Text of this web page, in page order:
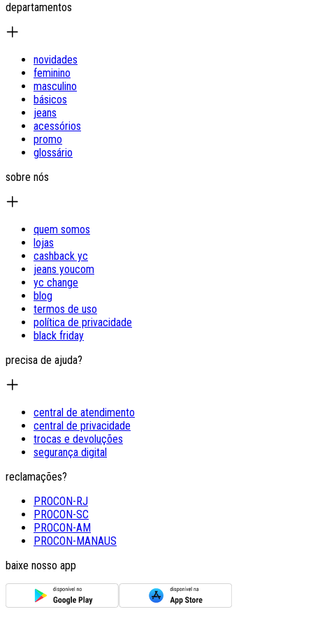
departamentos
novidades
feminino
masculino
básicos
jeans
acessórios
promo
glossário
sobre nós
quem somos
lojas
cashback yc
jeans youcom
yc change
blog
termos de uso
política de privacidade
black friday
precisa de ajuda?
central de atendimento
central de privacidade
trocas e devoluções
segurança digital
reclamações?
PROCON-RJ
PROCON-SC
PROCON-AM
PROCON-MANAUS
baixe nosso app